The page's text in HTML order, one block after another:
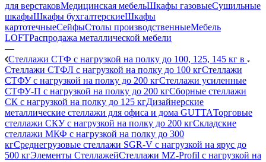
для верстаковМедицинская мебельШкафы газовыеСушильные
шкафыШкафы бухгалтерскиеШкафы
картотечныеСейфыСтолы производственныеМебель
LOFTРаспродажа металлической мебели
—
Стеллажи СТФ с нагрузкой на полку до 100, 125, 145 кг в
Стеллажи СТФЛ с нагрузкой на полку до 100 кгСтеллажи
СТФУ с нагрузкой на полку до 200 кгСтеллажи усиленные
СТФУ-П с нагрузкой на полку до 200 кгСборные стеллажи
СК с нагрузкой на полку до 125 кгДизайнерские
металлические стеллажи для офиса и дома GUTTAТорговые
стеллажи СКУ с нагрузкой на полку до 200 кгСкладские
стеллажи МКФ с нагрузкой на полку до 300
кгСреднегрузовые стеллажи SGR-V с нагрузкой на ярус до
500 кгЭлементы СтеллажейСтеллажи MZ-Profil с нагрузкой на